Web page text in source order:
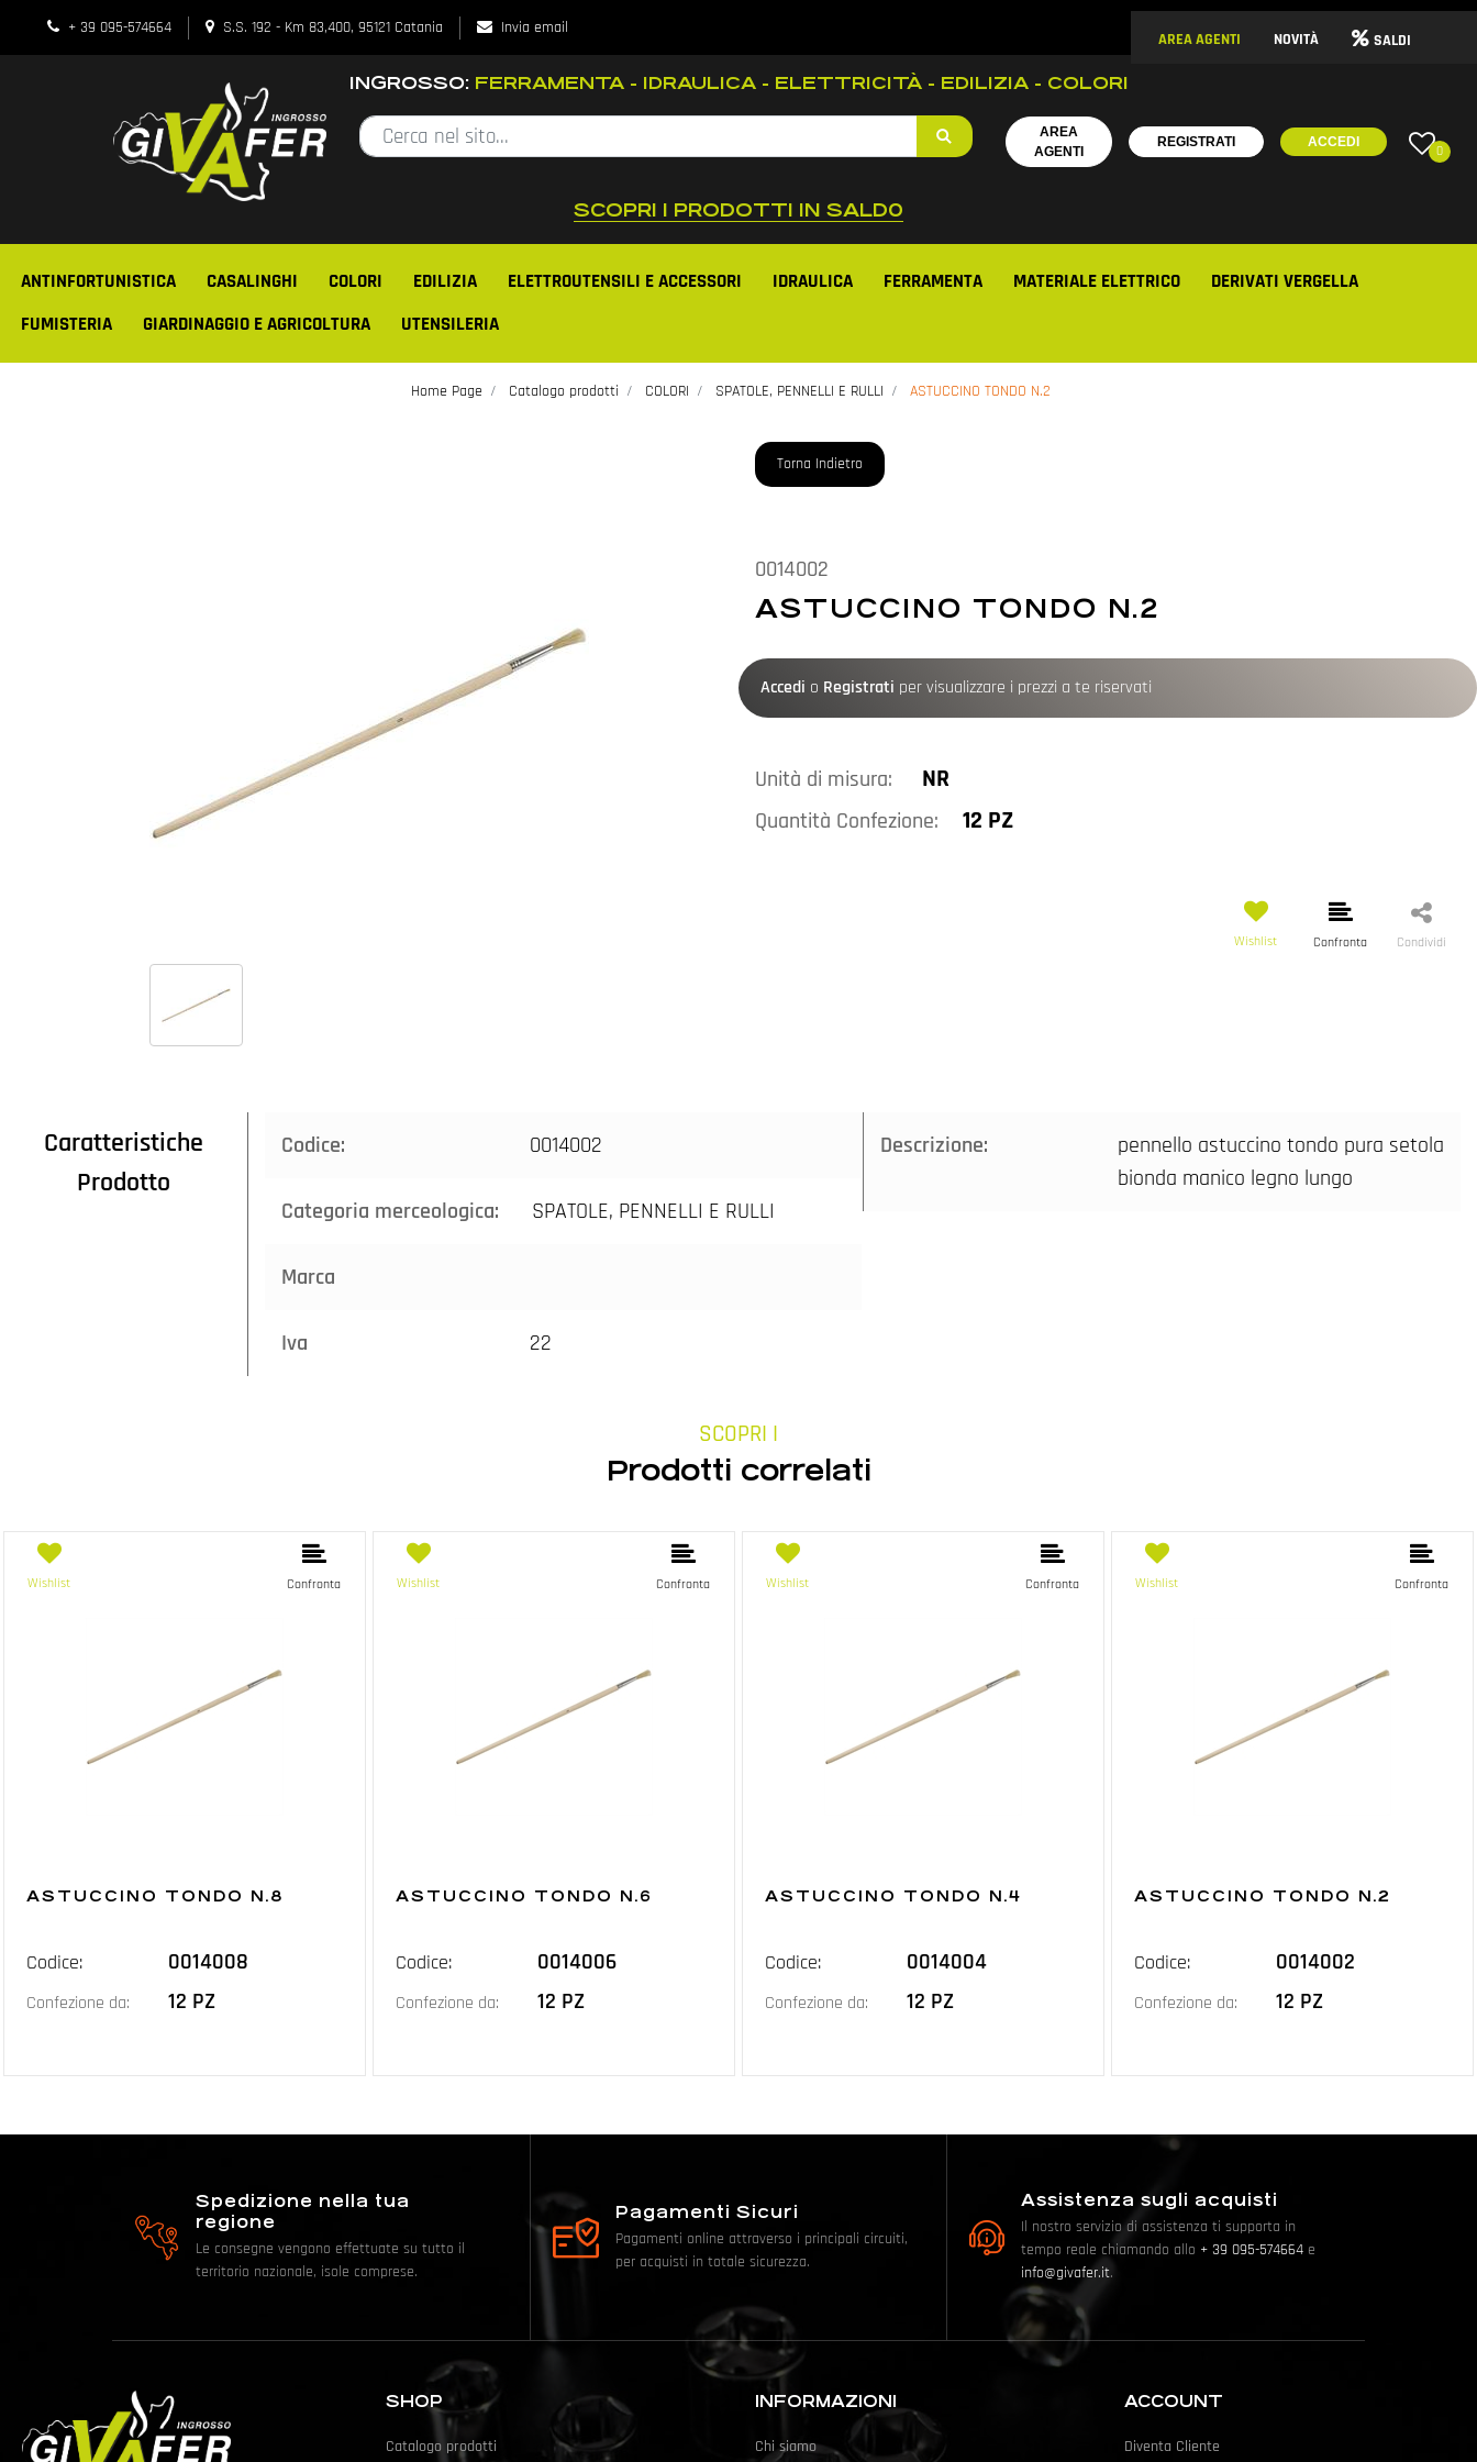
+ 39 095-574664 S.S. 192 - Km 83,400, 95121 Catania Invia email
AREA AGENTI NOVITÀ SALDI
INGROSSO:FERRAMENTA - IDRAULICA - ELETTRICITÀ - EDILIZIA - COLORI
AREA
AGENTI
REGISTRATI ACCEDI
0
SCOPRI I PRODOTTI IN SALD0
ANTINFORTUNISTICA CASALINGHI COLORI EDILIZIA ELETTROUTENSILI E ACCESSORI IDRAULICA FERRAMENTA MATERIALE ELETTRICO
DERIVATI VERGELLA
FUMISTERIA
GIARDINAGGIO E AGRICOLTURA UTENSILERIA
Home Page Catalogo prodotti COLORI SPATOLE, PENNELLI E RULLI ASTUCCINO TONDO N.2
Torna Indietro
0014002
ASTUCCINO TONDO N.2
Accedi o Registrati per visualizzare i prezzi a te riservati
Unità di misura: NR
Quantità Confezione: 12 PZ
Wishlist Confronta Condividi
Caratteristiche
Prodotto
Codice: 0014002
Categoria merceologica: SPATOLE, PENNELLI E RULLI
Marca
Iva 22
Descrizione:
pennello astuccino tondo pura setola
bionda manico legno lungo
SCOPRI I
Prodotti correlati
Wishlist Confronta
ASTUCCINO TONDO N.8
Codice: 0014008
Confezione da: 12 PZ
Wishlist Confronta
ASTUCCINO TONDO N.6
Codice: 0014006
Confezione da: 12 PZ
Wishlist Confronta
ASTUCCINO TONDO N.4
Codice: 0014004
Confezione da: 12 PZ
Wishlist Confronta
ASTUCCINO TONDO N.2
Codice: 0014002
Confezione da: 12 PZ
Spedizione nella tua
regione
Le consegne vengono effettuate su tutto il
territorio nazionale, isole comprese.
Pagamenti Sicuri
Pagamenti online attraverso i principali circuiti,
per acquisti in totale sicurezza.
Assistenza sugli acquisti
Il nostro servizio di assistenza ti supporta in
tempo reale chiamando allo + 39 095-574664e
info@givafer.it.
SHOP
Catalogo prodotti
INFORMAZIONI
Chi siamo
ACCOUNT
Diventa Cliente